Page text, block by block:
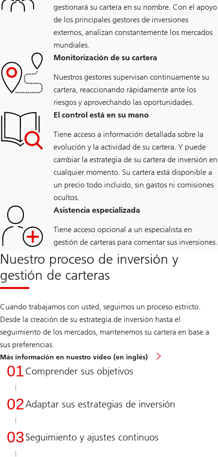
gestionará su cartera en su nombre. Con el apoyo
de los principales gestores de inversiones
externos, analizan constantemente los mercados
mundiales.
Monitorización de su cartera
Nuestros gestores supervisan continuamente su
cartera, reaccionando rápidamente ante los
riesgos y aprovechando las oportunidades.
El control está en su mano
Tiene acceso a información detallada sobre la
evolución y la actividad de su cartera. Y puede
cambiar la estrategia de su cartera de inversión en
cualquier momento. Su cartera está disponible a
un precio todo incluido, sin gastos ni comisiones
ocultos.
Asistencia especializada
Tiene acceso opcional a un especialista en
gestión de carteras para comentar sus inversiones.
Nuestro proceso de inversión y
gestión de carteras
Cuando trabajamos con usted, seguimos un proceso estricto.
Desde la creación de su estrategia de inversión hasta el
seguimiento de los mercados, mantenemos su cartera en base a
sus preferencias.
Más información en nuestro vídeo (en inglés)
01Comprender sus objetivos
02Adaptar sus estrategias de inversión
03Seguimiento y ajustes continuos